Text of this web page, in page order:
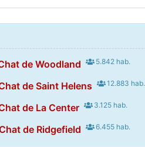
de Woodland 5.842 hab.
de Saint Helens 12.883 hab.
de La Center 3.125 hab.
de Ridgefield 6.455 hab.